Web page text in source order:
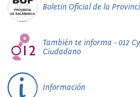
Boletín Oficial de la
También te informa - 012
Ciudadano
Información